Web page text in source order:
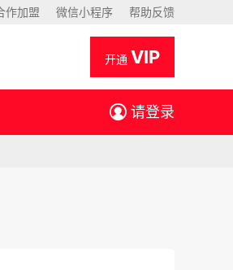
作加盟 微信小程序 帮助反馈
开通 VIP
请登录